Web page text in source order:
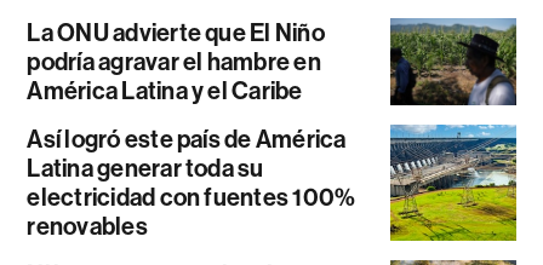
La ONU advierte que El Niño
podría agravar el hambre en
América Latina y el Caribe
Así logró este país de América
Latina generar toda su
electricidad con fuentes 100%
renovables